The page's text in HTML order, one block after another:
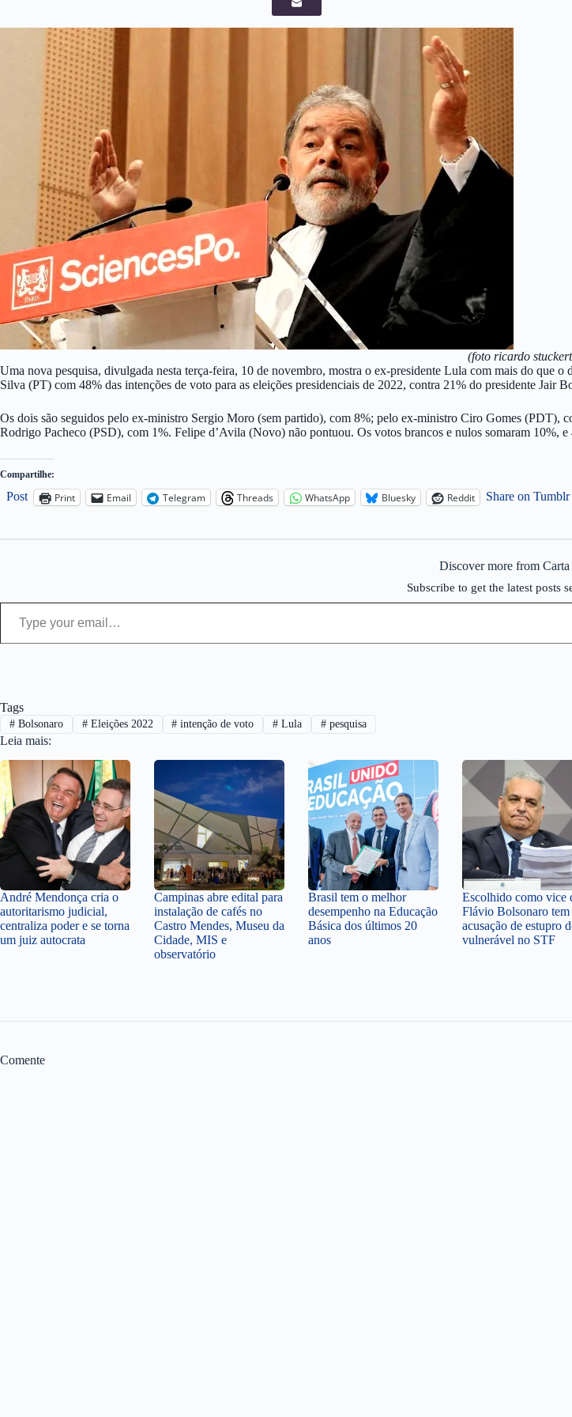
(foto ricardo
Uma nova pesquisa, divulgada nesta terça-feira, 10 de novembro, mostra o ex-presidente Lula com mais do que
Silva (PT) com 48% das intenções de voto para as eleições presidenciais de 2022, contra 21% do presidente Jair
Os dois são seguidos pelo ex-ministro Sergio Moro (sem partido), com 8%; pelo ex-ministro Ciro Gomes (PDT),
Rodrigo Pacheco (PSD), com 1%. Felipe d’Avila (Novo) não pontuou. Os votos brancos e nulos somaram 10%, e
Compartilhe:
Post Print Email Telegram Threads WhatsApp Bluesky Reddit Share on Tumblr
Discover more from Carta
Subscribe to get the latest posts
Type your email…
Tags
#Bolsonaro #Eleições 2022 # intenção de voto # Lula # pesquisa
Leia mais:
André Mendonça cria o
autoritarismo judicial,
centraliza poder e se torna
um juiz autocrata
Campinas abre edital para
instalação de cafés no
Castro Mendes, Museu da
Cidade, MIS e
observatório
Brasil tem o melhor
desempenho na Educação
Básica dos últimos 20
anos
Escolhido como vice
Flávio Bolsonaro tem
acusação de estupro
vulnerável no STF
Comente